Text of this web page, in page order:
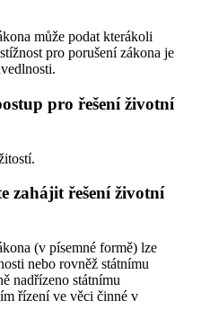
může podat kterákoli
pro porušení zákona je
pro řešení životní
zahájit řešení životní
(v písemné formě) lze
nebo rovněž státnímu
nadřízeno státnímu
řízení ve věci činné v